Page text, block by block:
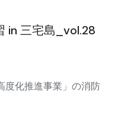
in 三宅島_vol.28
度化推進事業」の消防